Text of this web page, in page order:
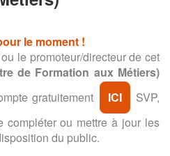
le moment !
le promoteur/directeur de cet
de Formation aux Métiers)
gratuitement ICI
SVP,
compléter ou mettre à jour les
du public.